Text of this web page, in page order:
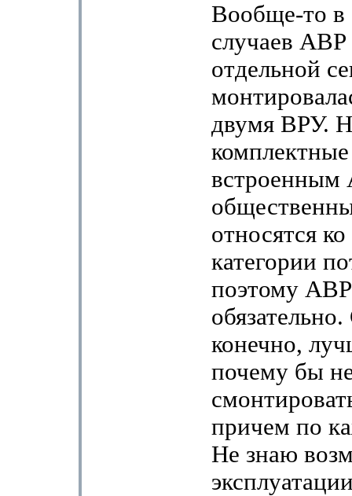
Вообще-то в
случаев АВР
отдельной
двумя ВРУ.
относятся
категории
поэтому
конечно,
почему бы
причем по
Не знаю